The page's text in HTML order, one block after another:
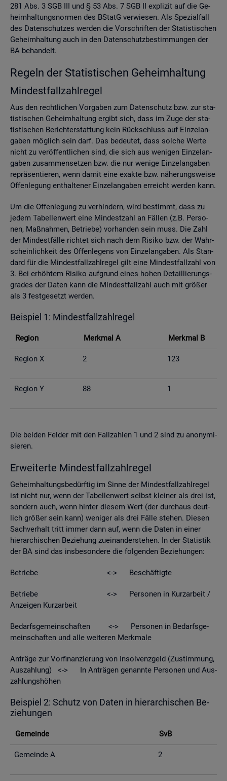
281 Abs. 3 SGB III und § 53 Abs. 7 SGB II ex­pli­zit auf die Ge­
heim­hal­tungs­nor­men des BStatG ver­wie­sen. Als Spe­zi­al­fall
des Da­ten­schut­zes wer­den die Vor­schrif­ten der Sta­tis­ti­schen
Ge­heim­hal­tung auch in den Da­ten­schutz­be­stim­mun­gen der
BA be­han­delt.
Re­geln der Sta­tis­ti­schen Ge­heim­hal­tung
Min­dest­fall­zahl­re­gel
Aus den recht­li­chen Vor­ga­ben zum Da­ten­schutz bzw. zur sta­
tis­ti­schen Ge­heim­hal­tung er­gibt sich, dass im Zuge der sta­
tis­ti­schen Be­richt­erstat­tung kein Rück­schluss auf Ein­zel­an­
ga­ben mög­lich sein darf. Das be­deu­tet, dass sol­che Werte
nicht zu ver­öf­fent­li­chen sind, die sich aus we­ni­gen Ein­zel­an­
ga­ben zu­sam­men­set­zen bzw. die nur we­ni­ge Ein­zel­an­ga­ben
re­prä­sen­tie­ren, wenn damit eine ex­ak­te bzw. nä­he­rungs­wei­se
Of­fen­le­gung ent­hal­te­ner Ein­zel­an­ga­ben er­reicht wer­den kann.
Um die Of­fen­le­gung zu ver­hin­dern, wird be­stimmt, dass zu
jedem Ta­bel­len­wert eine Min­dest­zahl an Fäl­len (z.B. Per­so­
nen, Maß­nah­men, Be­trie­be) vor­han­den sein muss. Die Zahl
der Min­dest­fäl­le rich­tet sich nach dem Ri­si­ko bzw. der Wahr­
schein­lich­keit des Of­fen­le­gens von Ein­zel­an­ga­ben. Als Stan­
dard für die Min­dest­fall­zahl­re­gel gilt eine Min­dest­fall­zahl von
3. Bei er­höh­tem Ri­si­ko auf­grund eines hohen De­tail­lie­rungs­
gra­des der Daten kann die Min­dest­fall­zahl auch mit grö­ßer
als 3 fest­ge­setzt wer­den.
Bei­spiel 1: Min­dest­fall­zahl­re­gel
Re­gi­on Merk­mal A Merk­mal B
Re­gi­on X 2 123
Re­gi­on Y 88 1
Die bei­den Fel­der mit den Fall­zah­len 1 und 2 sind zu an­ony­mi­
sie­ren.
Er­wei­ter­te Min­dest­fall­zahl­re­gel
Ge­heim­hal­tungs­be­dürf­tig im Sinne der Min­dest­fall­zahl­re­gel
ist nicht nur, wenn der Ta­bel­len­wert selbst klei­ner als drei ist,
son­dern auch, wenn hin­ter die­sem Wert (der durch­aus deut­
lich grö­ßer sein kann) we­ni­ger als drei Fälle ste­hen. Die­sen
Sach­ver­halt tritt immer dann auf, wenn die Daten in einer
hier­ar­chi­schen Be­zie­hung zu­ein­an­der­ste­hen. In der Sta­tis­tik
der BA sind das ins­be­son­de­re die fol­gen­den Be­zie­hun­gen:
Be­trie­be <-> Be­schäf­tig­te
Be­trie­be <-> Per­so­nen in Kurz­ar­beit /
An­zei­gen Kurz­ar­beit
Be­darfs­ge­mein­schaf­ten <-> Per­so­nen in Be­darfs­ge­
mein­schaf­ten und alle wei­te­ren Merk­ma­le
An­trä­ge zur Vor­fi­nan­zie­rung von In­sol­venz­geld (Zu­stim­mung,
Aus­zah­lung) <-> In An­trä­gen ge­nann­te Per­so­nen und Aus­
zah­lungs­hö­hen
Bei­spiel 2: Schutz von Daten in hier­ar­chi­schen Be­
zie­hun­gen
Ge­mein­de SvB
Ge­mein­de A 2